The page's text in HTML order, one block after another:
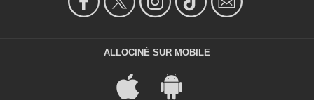
ALLOCINÉ SUR MOBILE